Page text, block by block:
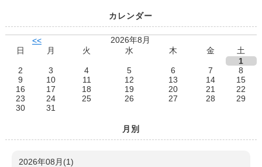
カレンダー
<<
2026年8月
日
月 火 水 木 金
土
1
2
3 4 5 6 7
8
9
10 11 12 13 14
15
16
17 18 19 20 21
22
23
24 25 26 27 28
29
30
31
月別
2026年08月(1)